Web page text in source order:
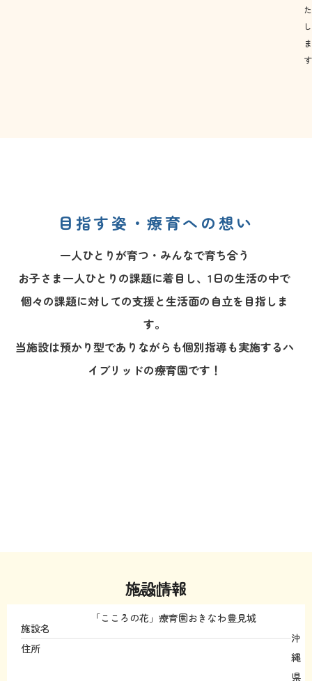
た
し
ま
目指す姿・療育への想い
一人ひとりが育つ・みんなで育ち合う
お子さま一人ひとりの課題に着目し、1 日の生活の中で
個々の課題に対しての支援と生活面の自立を目指しま
す。
当施設は預かり型でありながらも個別指導も実施するハ
イブリッドの療育園です！
施設情報
FACILITY
施設名
「こころの花」療育園おきなわ豊見城
住所
沖
縄
県